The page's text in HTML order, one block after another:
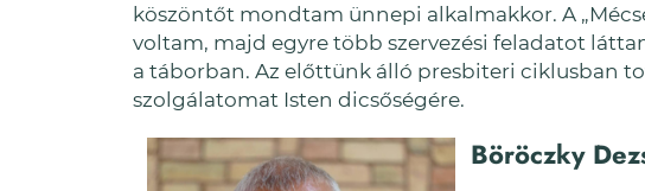
köszöntőt mondtam ünnepi alkalmakkor. A
voltam, majd egyre több szervezési feladatot
a táborban. Az előttünk álló presbiteri ciklusban
szolgálatomat Isten dicsőségére.
Böröczky